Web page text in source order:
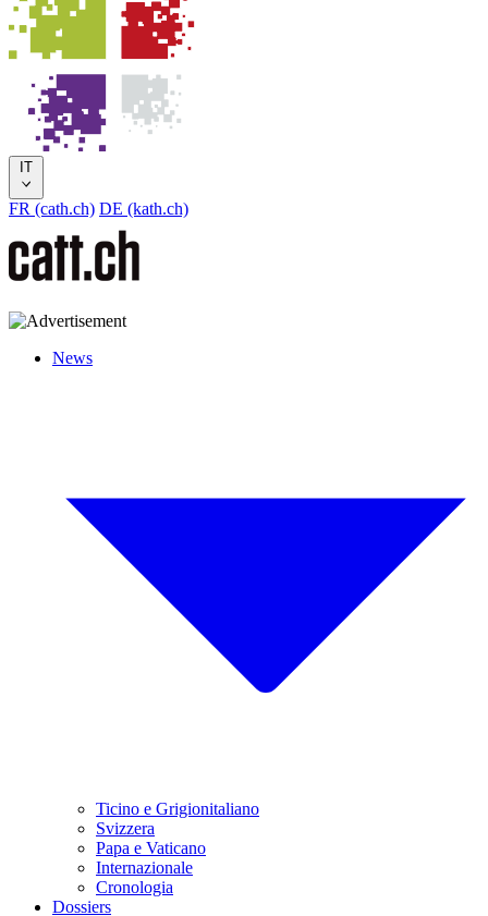
IT
FR (cath.ch) DE (kath.ch)
News
Ticino e Grigionitaliano
Svizzera
Papa e Vaticano
Internazionale
Cronologia
Dossiers